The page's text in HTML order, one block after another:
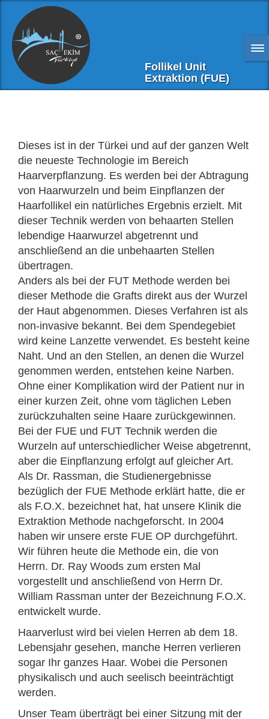
Follikel Unit
Extraktion (FUE)
Dieses ist in der Türkei und auf der ganzen Welt
die neueste Technologie im Bereich
Haarverpflanzung. Es werden bei der Abtragung
von Haarwurzeln und beim Einpflanzen der
Haarfollikel ein natürliches Ergebnis erzielt. Mit
dieser Technik werden von behaarten Stellen
lebendige Haarwurzel abgetrennt und
anschließend an die unbehaarten Stellen
übertragen.
Anders als bei der FUT Methode werden bei
dieser Methode die Grafts direkt aus der Wurzel
der Haut abgenommen. Dieses Verfahren ist als
non-invasive bekannt. Bei dem Spendegebiet
wird keine Lanzette verwendet. Es besteht keine
Naht. Und an den Stellen, an denen die Wurzel
genommen werden, entstehen keine Narben.
Ohne einer Komplikation wird der Patient nur in
einer kurzen Zeit, ohne vom täglichen Leben
zurückzuhalten seine Haare zurückgewinnen.
Bei der FUE und FUT Technik werden die
Wurzeln auf unterschiedlicher Weise abgetrennt,
aber die Einpflanzung erfolgt auf gleicher Art.
Als Dr. Rassman, die Studienergebnisse
bezüglich der FUE Methode erklärt hatte, die er
als F.O.X. bezeichnet hat, hat unsere Klinik die
Extraktion Methode nachgeforscht. In 2004
haben wir unsere erste FUE OP durchgeführt.
Wir führen heute die Methode ein, die von
Herrn. Dr. Ray Woods zum ersten Mal
vorgestellt und anschließend von Herrn Dr.
William Rassman unter der Bezeichnung F.O.X.
entwickelt wurde.
Haarverlust wird bei vielen Herren ab dem 18.
Lebensjahr gesehen, manche Herren verlieren
sogar Ihr ganzes Haar. Wobei die Personen
physikalisch und auch seelisch beeinträchtigt
werden.
Unser Team überträgt bei einer Sitzung mit der